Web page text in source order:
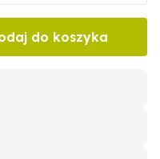
do koszyka